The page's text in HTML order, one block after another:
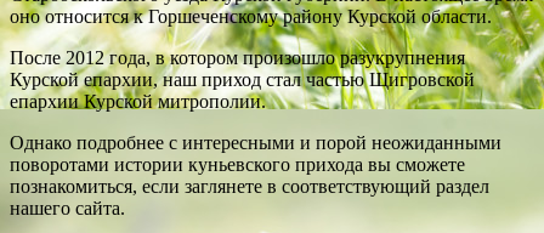
оно относится к Горшеченскому району Курской области.
После 2012 года, в котором произошло разукрупнения
Курской епархии, наш приход стал частью Щигровской
епархии Курской митрополии.
Однако подробнее с интересными и порой неожиданными
поворотами истории куньевского прихода вы сможете
познакомиться, если заглянете в соответствующий раздел
нашего сайта.